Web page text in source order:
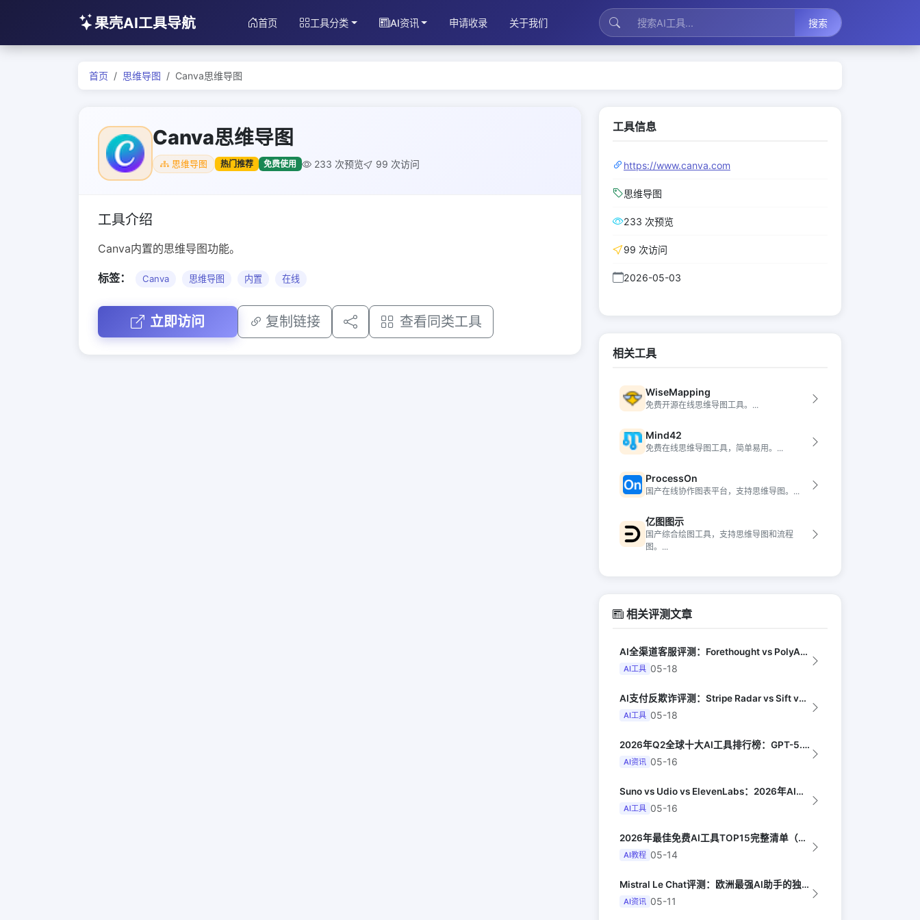
果壳AI工具导航 首页 工具分类 AI资讯 申请收录 关于我们 搜索
首页 思维导图 Canva思维导图
Canva思维导图
思维导图 热门推荐 免费使用 233 次预览 99 次访问
工具介绍
Canva内置的思维导图功能。
标签： Canva 思维导图 内置 在线
立即访问 复制链接 查看同类工具
工具信息
https://www.canva.com
思维导图
233 次预览
99 次访问
2026-05-03
相关工具
WiseMapping
免费开源在线思维导图工具。...
Mind42
免费在线思维导图工具，简单易用。...
ProcessOn
国产在线协作图表平台，支持思维导图。...
亿图图示
国产综合绘图工具，支持思维导图和流程
图。...
相关评测文章
AI全渠道客服评测：Forethought vs PolyAI vs Ada（G...
AI工具 05-18
AI支付反欺诈评测：Stripe Radar vs Sift vs Signif...
AI工具 05-18
2026年Q2全球十大AI工具排行榜：GPT-5.4领跑，Claude Opus...
AI资讯 05-16
Suno vs Udio vs ElevenLabs：2026年AI音乐生成器三...
AI工具 05-16
2026年最佳免费AI工具TOP15完整清单（MakeUseOf）
AI教程 05-14
Mistral Le Chat评测：欧洲最强AI助手的独特优势（Wired UK...
AI资讯 05-11